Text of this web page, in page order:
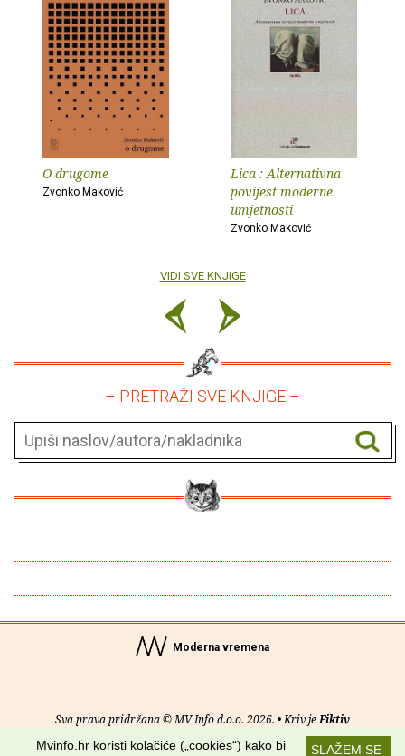
O drugome
Zvonko Maković
Lica : Alternativna
povijest moderne
umjetnosti
Zvonko Maković
VIDI SVE KNJIGE
– PRETRAŽI SVE KNJIGE –
Moderna vremena
Sva prava pridržana © MV Info d.o.o. 2026. • Kriv jeFiktiv
SLAŽEM SE
Mvinfo.hr koristi kolačiće („cookies“) kako bi